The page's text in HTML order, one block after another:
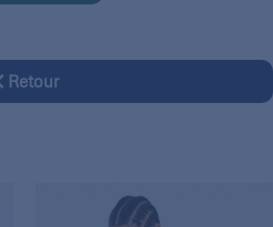
Retour